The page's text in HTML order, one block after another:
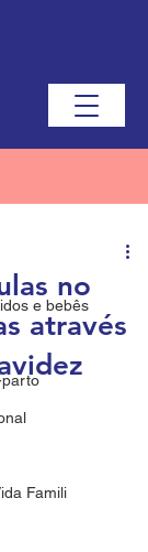
e bebês
parto
Famili
no
através